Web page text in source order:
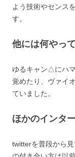
よう技術やセンス
す。
他には何やっ
ゆるキャン△にハ
覚めたり、ヴァイ
ていました。
ほかのインタ
twitterを普段から